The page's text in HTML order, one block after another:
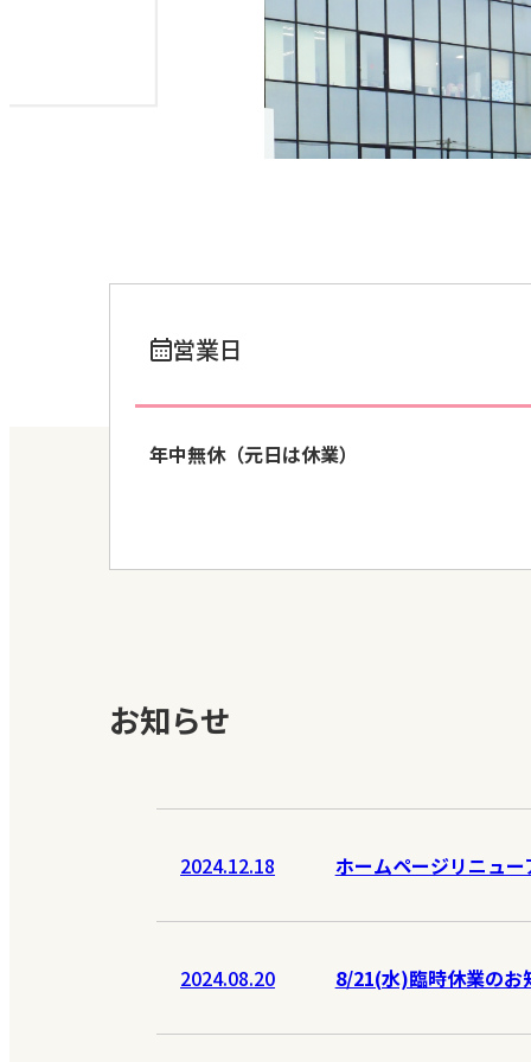
営業日
年中無休（元日は休業）
お知らせ
2024.12.18 ホームページリニュー
2024.08.20 8/21(水)臨時休業のお